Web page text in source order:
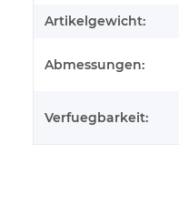
Artikelgewicht:
Abmessungen:
Verfuegbarkeit: